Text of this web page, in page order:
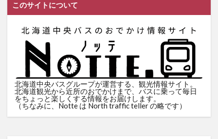
このサイトについて
北海道中央バスグループが運営する、観光情報サイト。
北海道観光から近所のおでかけまで、バスに乗って毎日
をちょっと楽しくする情報をお届けします。
（ちなみに、Notte は North traffic teller の略です）